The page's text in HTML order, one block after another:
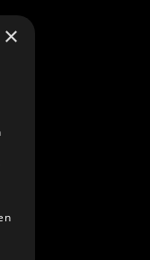
AQ80
NORDIC, CS
×